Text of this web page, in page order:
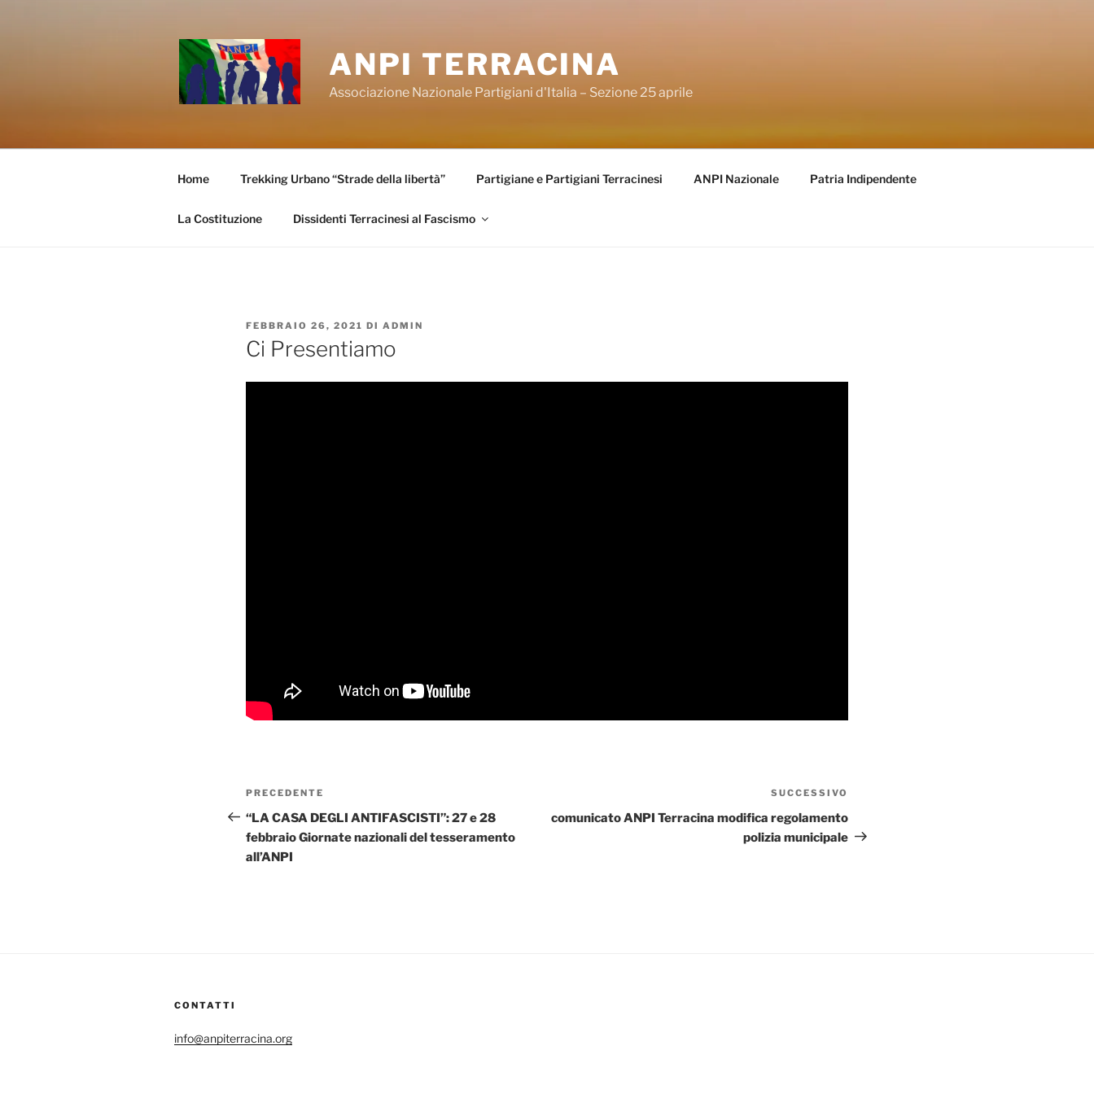
ANPI TERRACINA
Associazione Nazionale Partigiani d'Italia – Sezione 25 aprile
Home Trekking Urbano “Strade della libertà” Partigiane e Partigiani Terracinesi ANPI Nazionale Patria Indipendente
La Costituzione Dissidenti Terracinesi al Fascismo
PUBBLICATO
IL
FEBBRAIO 26, 2021 DI ADMIN
Ci Presentiamo
Navigazione
articoli
Articolo
precedente:
PRECEDENTE
“LA CASA DEGLI ANTIFASCISTI”: 27 e 28
febbraio Giornate nazionali del tesseramento
all’ANPI
successivo
SUCCESSIVO
comunicato ANPI Terracina modifica regolamento
polizia municipale
CONTATTI
info@anpiterracina.org